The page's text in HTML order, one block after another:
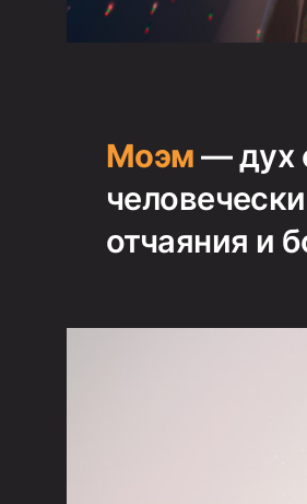
Моэм — дух
отчаяния и